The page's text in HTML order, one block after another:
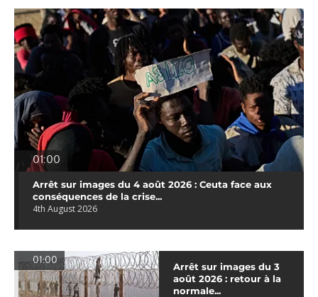
01:00
Arrêt sur images du 4 août 2026 : Ceuta face aux
conséquences de la crise...
4th August 2026
01:00
Arrêt sur images du 3
août 2026 : retour à la
normale...